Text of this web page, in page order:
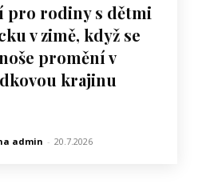
pro rodiny s dětmi
v zimě, když se
promění v
krajinu
admin - 20.7.2026